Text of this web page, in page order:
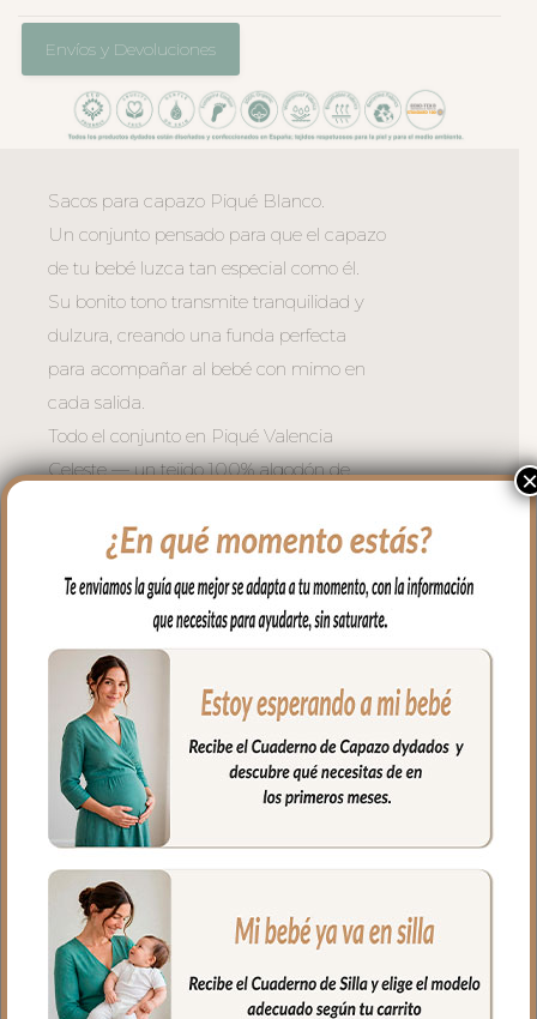
Envíos y Devoluciones
Sacos para capazo Piqué Blanco.
Un conjunto pensado para que el capazo
de tu bebé luzca tan especial como él.
Su bonito tono transmite tranquilidad y
dulzura, creando una funda perfecta
para acompañar al bebé con mimo en
cada salida.
Todo el conjunto en Piqué Valencia
Celeste — un tejido 100% algodón de
suave y un acabado natural que aporta
*Dos opciones con volante fruncido en
todo el borde o sin volante
*Cremalleras laterales para usar como
necesites y la opción de quitar la tapa
entera para usar la funda como
colchoneta de capazo.
*La versión desenfundable lleva la
funcionalidad un paso más allá: la tapa
del saco se transforma en una mantita
independiente para usar cuando quieras.
**Tres tamaños para cada capazo:
– Universal — se adapta a la mayoría de
capazos del mercado
×